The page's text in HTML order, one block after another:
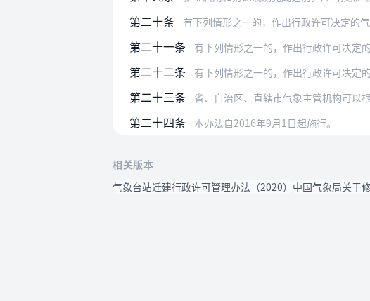
第二十条 有下列情形之一的，作出行政许可决定的
第二十一条 有下列情形之一的，作出行政许可决定
第二十二条 有下列情形之一的，作出行政许可决定
第二十三条 省、自治区、直辖市气象主管机构可以
第二十四条 本办法自2016年9月1日起施行。
相关版本
气象台站迁建行政许可管理办法（2020） 中国气象局关于